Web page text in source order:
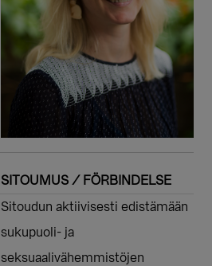
SITOUMUS / FÖRBINDELSE
Sitoudun aktiivisesti edistämään
sukupuoli- ja
seksuaalivähemmistöjen